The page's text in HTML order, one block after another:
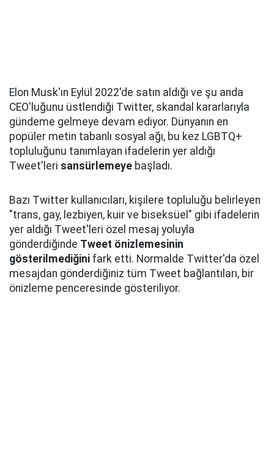
Elon Musk'ın Eylül 2022'de satın aldığı ve şu anda
CEO'luğunu üstlendiği Twitter, skandal kararlarıyla
gündeme gelmeye devam ediyor. Dünyanın en
popüler metin tabanlı sosyal ağı, bu kez LGBTQ+
topluluğunu tanımlayan ifadelerin yer aldığı
Tweet'leri sansürlemeye başladı.
Bazı Twitter kullanıcıları, kişilere topluluğu belirleyen
"trans, gay, lezbiyen, kuir ve biseksüel" gibi ifadelerin
yer aldığı Tweet'leri özel mesaj yoluyla
gönderdiğinde Tweet önizlemesinin
gösterilmediğini fark etti. Normalde Twitter'da özel
mesajdan gönderdiğiniz tüm Tweet bağlantıları, bir
önizleme penceresinde gösteriliyor.